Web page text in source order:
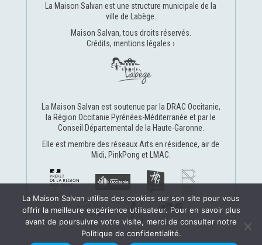
La Maison Salvan est une structure municipale de la
ville de Labège
Maison Salvan, tous droits réservés.
Crédits, mentions légales ›
La Maison Salvan est soutenue par la DRAC Occitanie,
la Région Occitanie Pyrénées-Méditerranée et par le
Conseil Départemental de la Haute-Garonne
Elle est membre des réseaux Arts en résidence,air de
Midi, PinkPong et LMAC
La Maison Salvan utilise des cookies sur son site pour vous
offrir la meilleure expérience utilisateur. Pour en savoir plus
avant de poursuivre votre visite, merci de consulter notre
Politique de confidentialité.